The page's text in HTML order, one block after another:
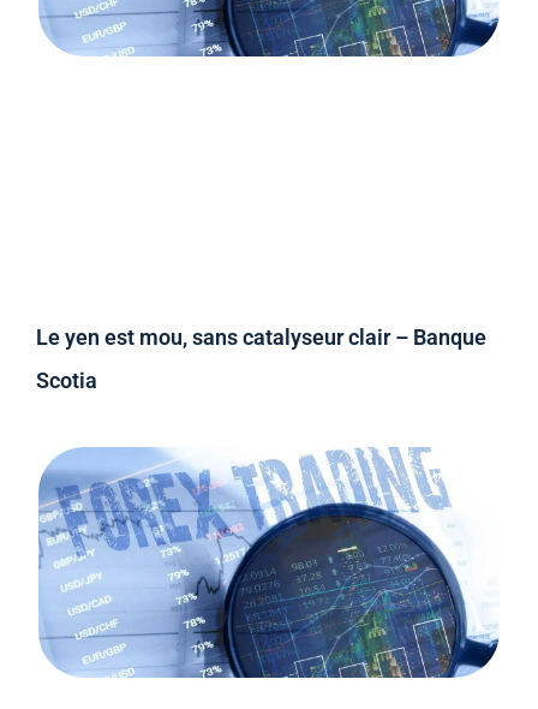
Le yen est mou, sans catalyseur clair – Banque
Scotia